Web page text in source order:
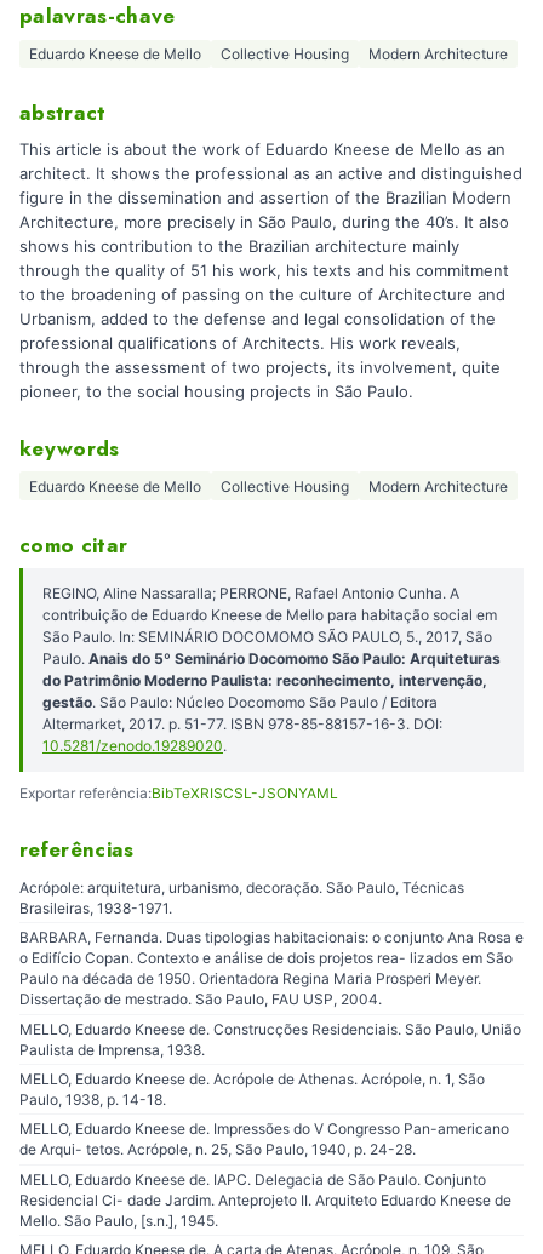
palavras-chave
Eduardo Kneese de Mello Collective Housing Modern Architecture
abstract
This article is about the work of Eduardo Kneese de Mello as an
architect. It shows the professional as an active and distinguished
figure in the dissemination and assertion of the Brazilian Modern
Architecture, more precisely in São Paulo, during the 40’s. It also
shows his contribution to the Brazilian architecture mainly
through the quality of 51 his work, his texts and his commitment
to the broadening of passing on the culture of Architecture and
Urbanism, added to the defense and legal consolidation of the
professional qualifications of Architects. His work reveals,
through the assessment of two projects, its involvement, quite
pioneer, to the social housing projects in São Paulo.
keywords
Eduardo Kneese de Mello Collective Housing Modern Architecture
como citar
REGINO, Aline Nassaralla; PERRONE, Rafael Antonio Cunha. A
contribuição de Eduardo Kneese de Mello para habitação social em
São Paulo. In: SEMINÁRIO DOCOMOMO SÃO PAULO, 5., 2017, São
Paulo. Anais do 5º Seminário Docomomo São Paulo: Arquiteturas
do Patrimônio Moderno Paulista: reconhecimento, intervenção,
gestão. São Paulo: Núcleo Docomomo São Paulo / Editora
Altermarket, 2017. p. 51-77. ISBN 978-85-88157-16-3. DOI:
10.5281/zenodo.19289020.
Exportar referência:BibTeXRISCSL-JSONYAML
referências
Acrópole: arquitetura, urbanismo, decoração. São Paulo, Técnicas
Brasileiras, 1938-1971.
BARBARA, Fernanda. Duas tipologias habitacionais: o conjunto Ana Rosa e
o Edifício Copan. Contexto e análise de dois projetos rea- lizados em São
Paulo na década de 1950. Orientadora Regina Maria Prosperi Meyer.
Dissertação de mestrado. São Paulo, FAU USP, 2004.
MELLO, Eduardo Kneese de. Construcções Residenciais. São Paulo, União
Paulista de Imprensa, 1938.
MELLO, Eduardo Kneese de. Acrópole de Athenas. Acrópole, n. 1, São
Paulo, 1938, p. 14-18.
MELLO, Eduardo Kneese de. Impressões do V Congresso Pan-americano
de Arqui- tetos. Acrópole, n. 25, São Paulo, 1940, p. 24-28.
MELLO, Eduardo Kneese de. IAPC. Delegacia de São Paulo. Conjunto
Residencial Ci- dade Jardim. Anteprojeto II. Arquiteto Eduardo Kneese de
Mello. São Paulo, [s.n.], 1945.
MELLO, Eduardo Kneese de. A carta de Atenas. Acrópole, n. 109, São